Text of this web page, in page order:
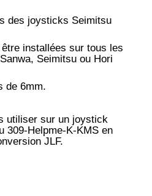
des joysticks Seimitsu
installées sur tous les
Seimitsu ou Hori
de 6mm.
utiliser sur un joystick
309-Helpme-K-KMS en
JLF.